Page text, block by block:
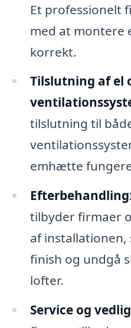
Et professionelt
med at montere
korrekt.
Tilslutning af el
tilslutning til
emhætte
tilbyder firmaer
af
finish og undgå
lofter.
Service og